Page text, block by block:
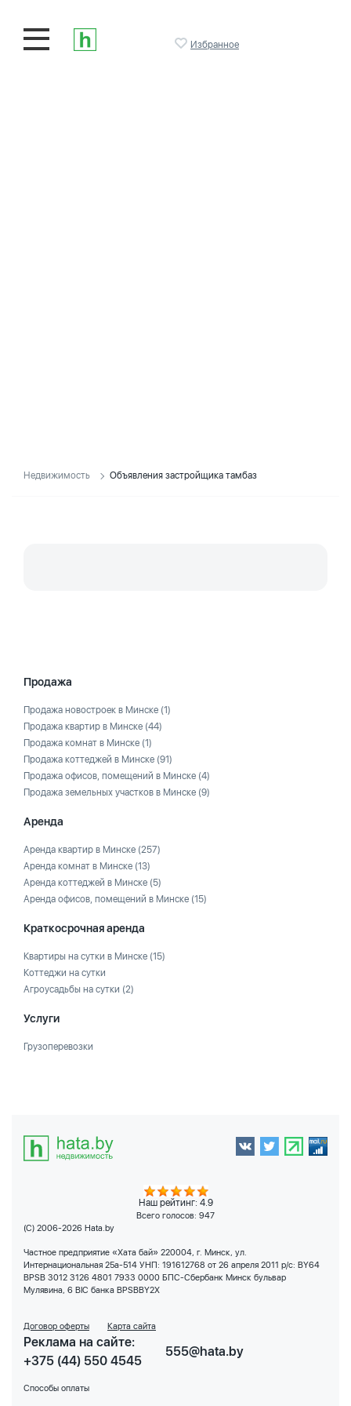
Избранное
Недвижимость Объявления застройщика тамбаз
Продажа
Продажа новостроек в Минске (1)
Продажа квартир в Минске (44)
Продажа комнат в Минске (1)
Продажа коттеджей в Минске (91)
Продажа офисов, помещений в Минске (4)
Продажа земельных участков в Минске (9)
Аренда
Аренда квартир в Минске (257)
Аренда комнат в Минске (13)
Аренда коттеджей в Минске (5)
Аренда офисов, помещений в Минске (15)
Краткосрочная аренда
Квартиры на сутки в Минске (15)
Коттеджи на сутки
Агроусадьбы на сутки (2)
Услуги
Грузоперевозки
Наш рейтинг: 4.9
Всего голосов: 947
(C) 2006-2026 Hata.by
Частное предприятие «Хата бай» 220004, г. Минск, ул.
Интернациональная 25а-514 УНП: 191612768 от 26 апреля 2011 р/с: BY64
BPSB 3012 3126 4801 7933 0000 БПС-Сбербанк Минск бульвар
Мулявина, 6 BIC банка BPSBBY2X
Договор оферты Карта сайта
Реклама на сайте:
+375 (44) 550 4545
555@hata.by
Способы оплаты